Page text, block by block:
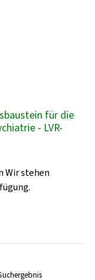
für die
- LVR-
Wir stehen